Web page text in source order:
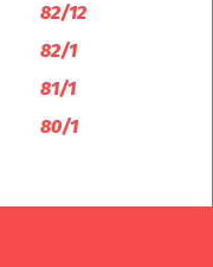
82/12
82/1
81/1
80/1